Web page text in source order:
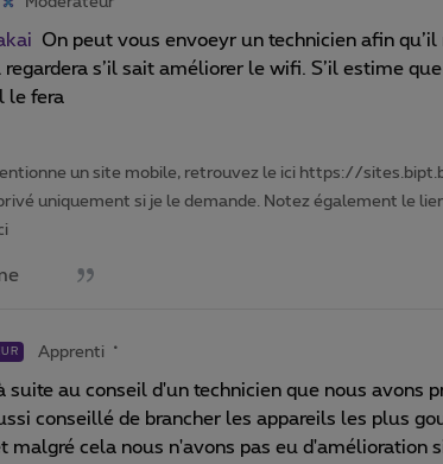
On peut vous envoeyr un technicien afin qu’il
s’il sait améliorer le wifi. S’il estime
le fera
un site mobile, retrouvez le ici https://
uniquement si je le demande. Notez également le
Apprenti
suite au conseil d'un technicien que nous avons
conseillé de brancher les appareils les plus
malgré cela nous n'avons pas eu d'amélioration